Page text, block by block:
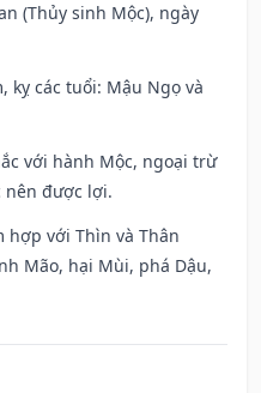
(Thủy sinh Mộc), ngày
kỵ các tuổi: Mậu Ngọ và
với hành Mộc, ngoại trừ
nên được lợi.
hợp với Thìn và Thân
Mão, hại Mùi, phá Dậu,